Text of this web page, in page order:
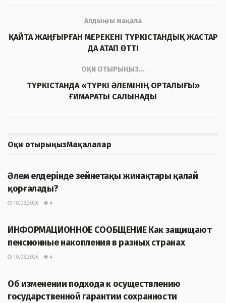
Алдыңғы мақала
ҚАЙТА ЖАҢҒЫРҒАН МЕРЕКЕНІ ТҮРКІСТАНДЫҚ ЖАСТАР
ДА АТАП ӨТТІ
ОҚИ ОТЫРЫҢЫЗ...
ТҮРКІСТАНДА «ТҮРКІ ӘЛЕМІНІҢ ОРТАЛЫҒЫ»
ҒИМАРАТЫ САЛЫНАДЫ
Оқи отырыңызМақалалар
Әлем елдерінде зейнетақы жинақтары қалай
қорғалады?
10.08.2026
4
ИНФОРМАЦИОННОЕ СООБЩЕНИЕ Как защищают
пенсионные накопления в разных странах
10.08.2026
4
Об изменении подхода к осуществлению
государственной гарантии сохранности